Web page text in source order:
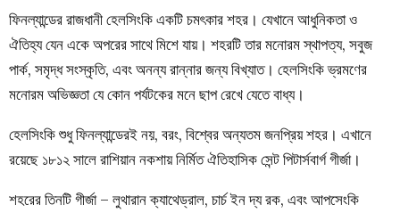
ফিনল্যান্ডের রাজধানী হেলসিংকি একটি চমৎকার শহর। যেখানে আধুনিকতা ও
ঐতিহ্য যেন একে অপরের সাথে মিশে যায়। শহরটি তার মনোরম স্থাপত্য, সবুজ
পার্ক, সমৃদ্ধ সংস্কৃতি, এবং অনন্য রান্নার জন্য বিখ্যাত। হেলসিংকি ভ্রমণের
মনোরম অভিজ্ঞতা যে কোন পর্যটকের মনে ছাপ রেখে যেতে বাধ্য।
হেলসিংকি শুধু ফিনল্যান্ডেরই নয়, বরং, বিশ্বের অন্যতম জনপ্রিয় শহর। এখানে
রয়েছে ১৮১২ সালে রাশিয়ান নকশায় নির্মিত ঐতিহাসিক সেন্ট পিটার্সবার্গ গীর্জা।
শহরের তিনটি গীর্জা – লুথারান ক্যাথেড্রাল, চার্চ ইন দ্য রক, এবং আপসেংকি